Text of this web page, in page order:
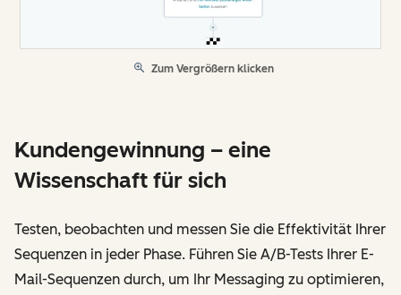
Zum Vergrößern klicken
Kundengewinnung – eine
Wissenschaft für sich
Testen, beobachten und messen Sie die Effektivität Ihrer
Sequenzen in jeder Phase. Führen Sie A/B-Tests Ihrer E-
Mail-Sequenzen durch, um Ihr Messaging zu optimieren,